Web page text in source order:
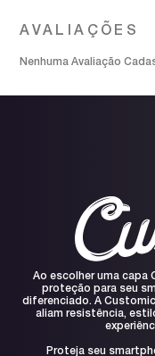
Nenhuma Avaliação
Ao escolher uma capa
proteção para seu
diferenciado. A
aliam resistência,
Proteja seu